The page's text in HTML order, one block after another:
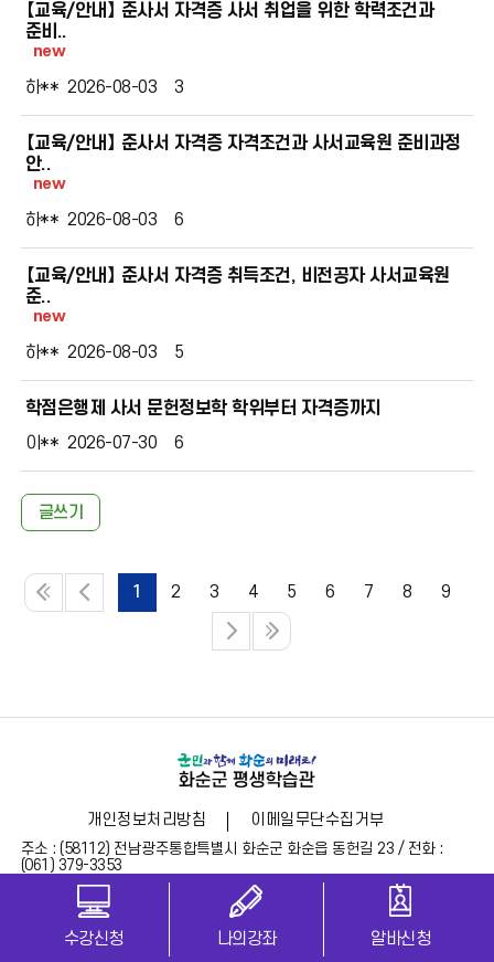
【교육/안내】 준사서 자격증 사서 취업을 위한 학력조건과
준비..
new
하** 2026-08-03 3
【교육/안내】 준사서 자격증 자격조건과 사서교육원 준비과정
안..
new
하** 2026-08-03 6
【교육/안내】 준사서 자격증 취득조건, 비전공자 사서교육원
준..
new
하** 2026-08-03 5
학점은행제 사서 문헌정보학 학위부터 자격증까지
이** 2026-07-30 6
글쓰기
1 2 3 4 5 6 7 8 9
개인정보처리방침 이메일무단수집거부
주소 : (58112) 전남광주통합특별시 화순군 화순읍 동헌길 23 / 전화 :
(061) 379-3353
Copyright (c) 2023 HWASUN COUNTY LIFELONG EDUCATION. All
rights reserved.
수강신청 나의강좌 알바신청